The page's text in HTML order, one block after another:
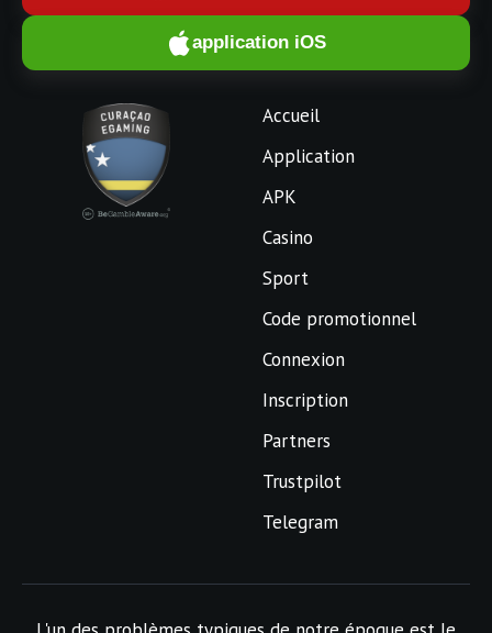
application iOS
Accueil
Application
APK
Casino
Sport
Code promotionnel
Connexion
Inscription
Partners
Trustpilot
Telegram